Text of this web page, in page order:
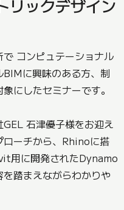
リックデザイン
コンピュテーショナル
に興味のある方、制
にしたセミナーです。
石津優子様をお迎え
ローチから、Rhinoに搭
用に開発されたDynamo
踏まえながらわかりや